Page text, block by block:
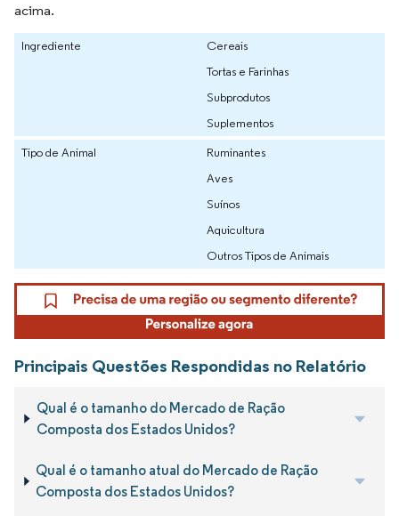
acima.
Ingrediente
Cereais
Tortas e Farinhas
Subprodutos
Suplementos
Tipo de Animal
Ruminantes
Aves
Suínos
Aquicultura
Outros Tipos de Animais
Principais Questões Respondidas no Relatório
Qual é o tamanho do Mercado de Ração
Composta dos Estados Unidos?
Qual é o tamanho atual do Mercado de Ração
Composta dos Estados Unidos?